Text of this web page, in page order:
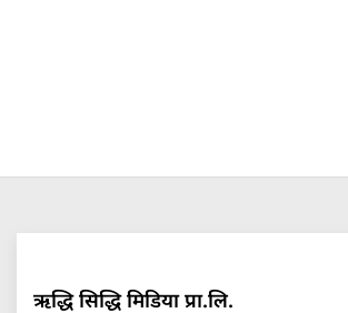
ऋद्धि सिद्धि मिडिया प्रा.लि.